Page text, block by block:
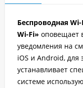
Беспроводная
Wi-Fi» оповещает
уведомления на
iOS и Android, для
устанавливает
системе